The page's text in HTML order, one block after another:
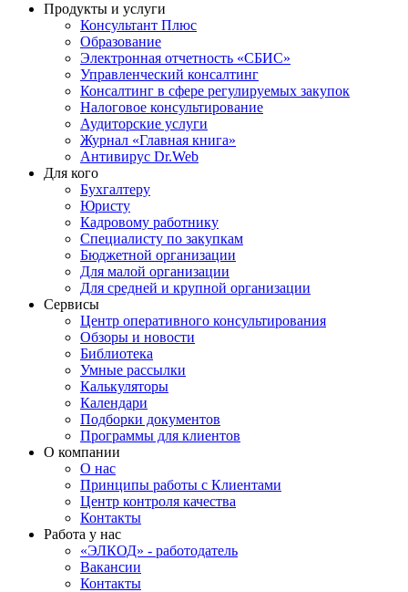
Продукты и услуги
Консультант Плюс
Образование
Электронная отчетность «СБИС»
Управленческий консалтинг
Консалтинг в сфере регулируемых закупок
Налоговое консультирование
Аудиторские услуги
Журнал «Главная книга»
Антивирус Dr.Web
Для кого
Бухгалтеру
Юристу
Кадровому работнику
Специалисту по закупкам
Бюджетной организации
Для малой организации
Для средней и крупной организации
Сервисы
Центр оперативного консультирования
Обзоры и новости
Библиотека
Умные рассылки
Калькуляторы
Календари
Подборки документов
Программы для клиентов
О компании
О нас
Принципы работы с Клиентами
Центр контроля качества
Контакты
Работа у нас
«ЭЛКОД» - работодатель
Вакансии
Контакты